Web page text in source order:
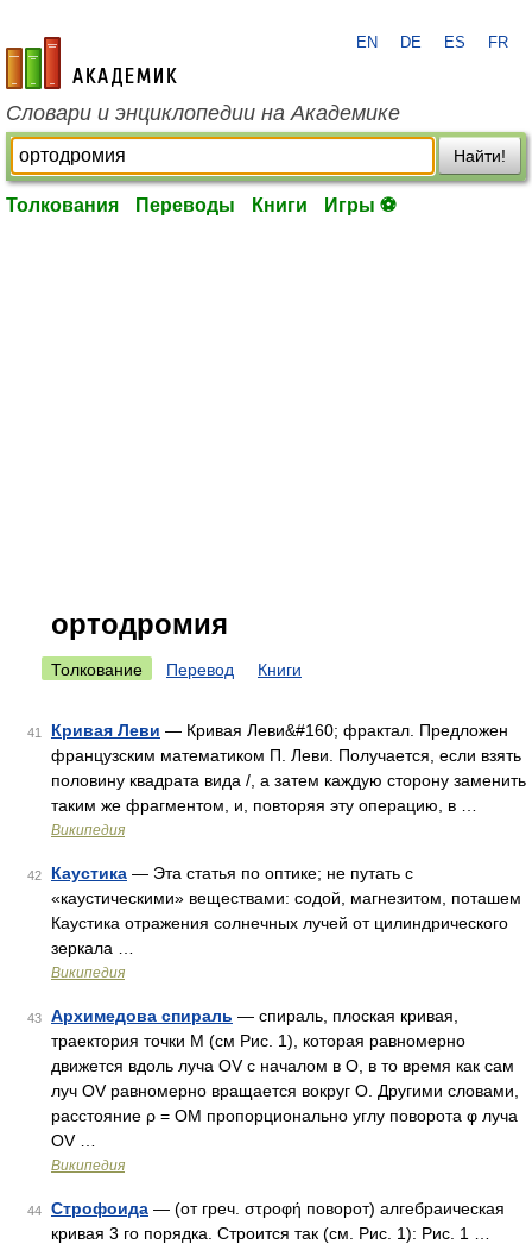
academic.ru
EN DE ES FR
Словари и энциклопедии на Академике
Найти!
Толкования Переводы Книги Игры ⚽
ортодромия
Толкование Перевод Книги
41 Кривая Леви — Кривая Леви&#160; фрактал. Предложен
французским математиком П. Леви. Получается, если взять
половину квадрата вида /, а затем каждую сторону заменить
таким же фрагментом, и, повторяя эту операцию, в …
Википедия
42 Каустика — Эта статья по оптике; не путать с
«каустическими» веществами: содой, магнезитом, поташем
Каустика отражения солнечных лучей от цилиндрического
зеркала …
Википедия
43 Архимедова спираль — спираль, плоская кривая,
траектория точки M (см Рис. 1), которая равномерно
движется вдоль луча OV с началом в O, в то время как сам
луч OV равномерно вращается вокруг O. Другими словами,
расстояние ρ = OM пропорционально углу поворота φ луча
OV …
Википедия
44 Строфоида — (от греч. στροφή поворот) алгебраическая
кривая 3 го порядка. Строится так (см. Рис. 1): Рис. 1 …